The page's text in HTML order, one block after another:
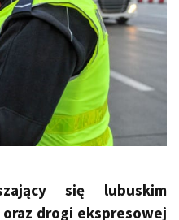
się lubuskim
drogi ekspresowej